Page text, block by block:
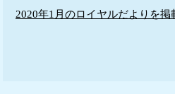
2020年1月のロイヤルだよりを掲